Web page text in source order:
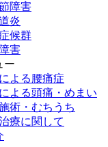
障害
炎
候群
害
ー
よる腰痛症
よる頭痛・めまい
術・むちうち
療に関して